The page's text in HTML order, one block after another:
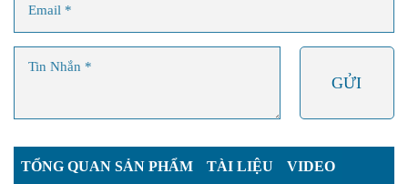
TỔNG QUAN SẢN PHẨM TÀI LIỆU VIDEO